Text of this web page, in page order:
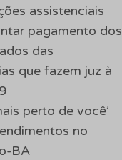
assistenciais
pagamento dos
das
que fazem juz à
perto de você’
no
BA